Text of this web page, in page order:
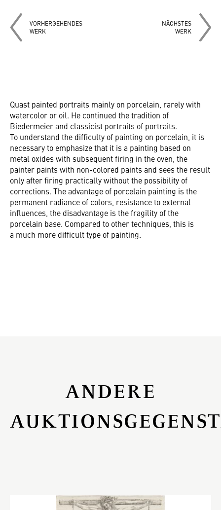
VORHERGEHENDES
WERK
NÄCHSTES
WERK
Quast painted portraits mainly on porcelain, rarely with
watercolor or oil. He continued the tradition of
Biedermeier and classicist portraits of portraits.
To understand the difficulty of painting on porcelain, it is
necessary to emphasize that it is a painting based on
metal oxides with subsequent firing in the oven, the
painter paints with non-colored paints and sees the result
only after firing practically without the possibility of
corrections. The advantage of porcelain painting is the
permanent radiance of colors, resistance to external
influences, the disadvantage is the fragility of the
porcelain base. Compared to other techniques, this is
a much more difficult type of painting.
ANDERE